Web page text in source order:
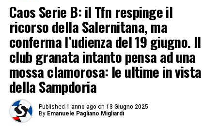
Caos Serie B: il Tfn respinge il
ricorso della Salernitana, ma
conferma l’udienza del 19 giugno. Il
club granata intanto pensa ad una
mossa clamorosa: le ultime in vista
della Sampdoria
Published 1 anno ago on 13 Giugno 2025
By Emanuele Pagliano Migliardi